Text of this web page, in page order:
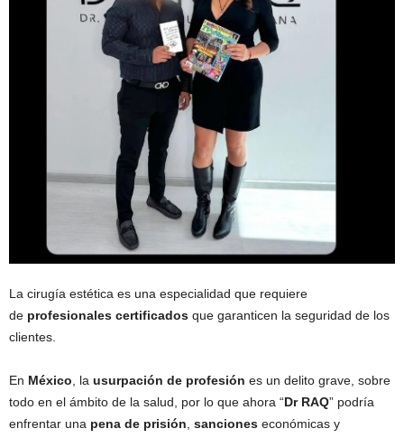
La cirugía estética es una especialidad que requiere
de profesionales certificados que garanticen la seguridad de los
clientes.
En México, la usurpación de profesión es un delito grave, sobre
todo en el ámbito de la salud, por lo que ahora “Dr RAQ” podría
enfrentar una pena de prisión, sanciones económicas y